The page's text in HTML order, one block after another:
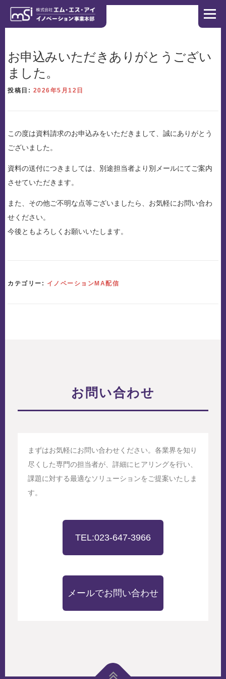
コンテンツへスキップ
メニュー
お申込みいただきありがとうござい
ました。
投稿日: 2026年5月12日
この度は資料請求のお申込みをいただきまして、誠にありがとう
ございました。
資料の送付につきましては、別途担当者より別メールにてご案内
させていただきます。
また、その他ご不明な点等ございましたら、お気軽にお問い合わ
せください。
今後ともよろしくお願いいたします。
カテゴリー: イノベーションMA配信
お問い合わせ
まずはお気軽にお問い合わせください。各業界を知り
尽くした専門の担当者が、詳細にヒアリングを行い、
課題に対する最適なソリューションをご提案いたしま
す。
TEL:023-647-3966
メールでお問い合わせ